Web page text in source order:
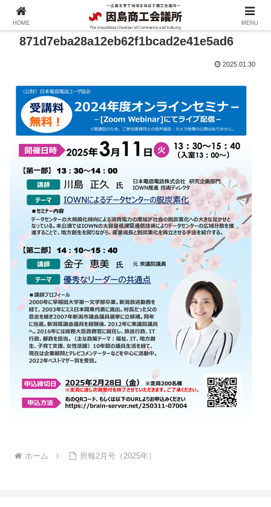
871d7eba28a12eb62f1bcad2e41e5ad6
2025.01.30
ホーム 所報2月号（2025年）
HOME MENU